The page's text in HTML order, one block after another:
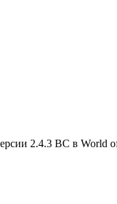
2.4.3 BC в World